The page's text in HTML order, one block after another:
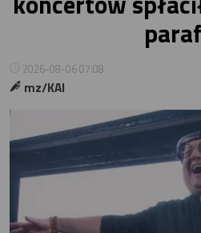
2026-08-06 07:08
mz/KAI